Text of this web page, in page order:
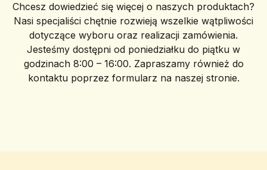
Chcesz dowiedzieć się więcej o naszych produktach?
Nasi specjaliści chętnie rozwieją wszelkie wątpliwości
dotyczące wyboru oraz realizacji zamówienia.
Jesteśmy dostępni od poniedziałku do piątku w
godzinach 8:00 – 16:00. Zapraszamy również do
kontaktu poprzez formularz na naszej stronie.